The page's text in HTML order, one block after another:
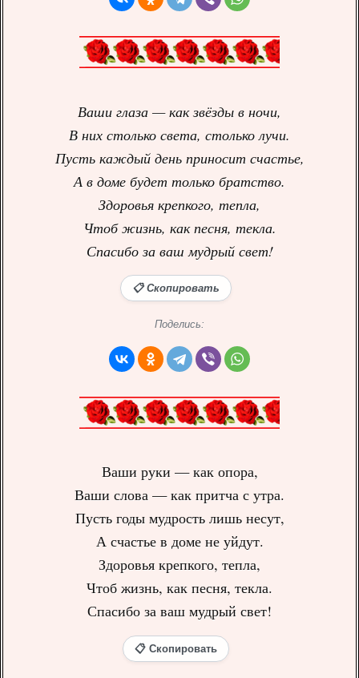
Ваши глаза — как звёзды в ночи,
В них столько света, столько лучи.
Пусть каждый день приносит счастье,
А в доме будет только братство.
Здоровья крепкого, тепла,
Чтоб жизнь, как песня, текла.
Спасибо за ваш мудрый свет!
📋 Скопировать
Поделись:
Ваши руки — как опора,
Ваши слова — как притча с утра.
Пусть годы мудрость лишь несут,
А счастье в доме не уйдут.
Здоровья крепкого, тепла,
Чтоб жизнь, как песня, текла.
Спасибо за ваш мудрый свет!
📋 Скопировать